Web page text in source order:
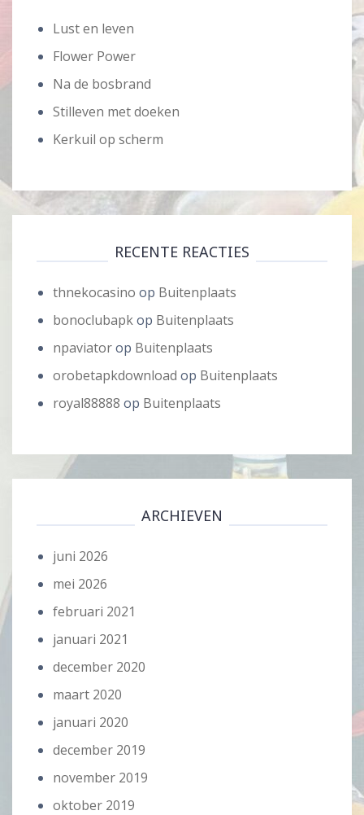
Lust en leven
Flower Power
Na de bosbrand
Stilleven met doeken
Kerkuil op scherm
RECENTE REACTIES
thnekocasino op Buitenplaats
bonoclubapkop Buitenplaats
npaviatorop Buitenplaats
orobetapkdownload op Buitenplaats
royal88888 op Buitenplaats
ARCHIEVEN
juni 2026
mei 2026
februari 2021
januari 2021
december 2020
maart 2020
januari 2020
december 2019
november 2019
oktober 2019